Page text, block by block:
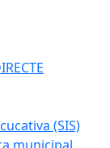
(SIS)